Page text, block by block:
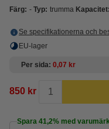
Färg: - Typ: trumma Kapacitet:
Se specifikationerna och
EU-lager
Per sida 0,07 kr
850 kr
Spara 41,2% med